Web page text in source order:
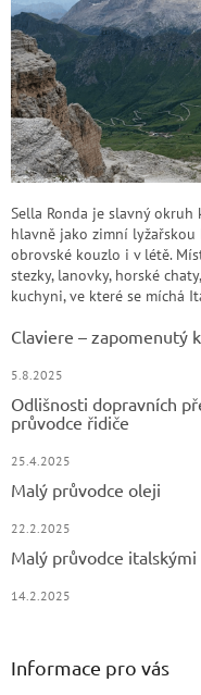
Sella Ronda je slavný
hlavně jako zimní lyžařskou
obrovské kouzlo i v létě.
stezky, lanovky, horské
kuchyni, ve které se míchá
Claviere – zapomenutý
5.8.2025
Odlišnosti dopravních
průvodce řidiče
25.4.2025
Malý průvodce oleji
22.2.2025
Malý průvodce
14.2.2025
Informace pro vás